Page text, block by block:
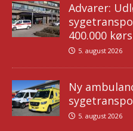
Advarer:
400.000
5. august 2026
Ny
5. august 2026